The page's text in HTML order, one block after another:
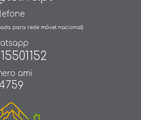
para rede móvel nacional)
ami